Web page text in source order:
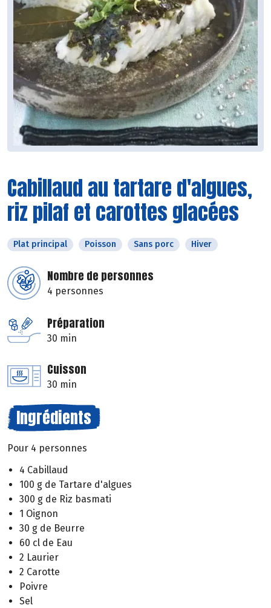
Cabillaud au tartare d'algues,
riz pilaf et carottes glacées
Plat principal Poisson Sans porc Hiver
Nombre de personnes
4 personnes
Préparation
30 min
Cuisson
30 min
Ingrédients
Pour 4 personnes
4 Cabillaud
100 g de Tartare d'algues
300 g de Riz basmati
1 Oignon
30 g de Beurre
60 cl de Eau
2 Laurier
2 Carotte
Poivre
Sel